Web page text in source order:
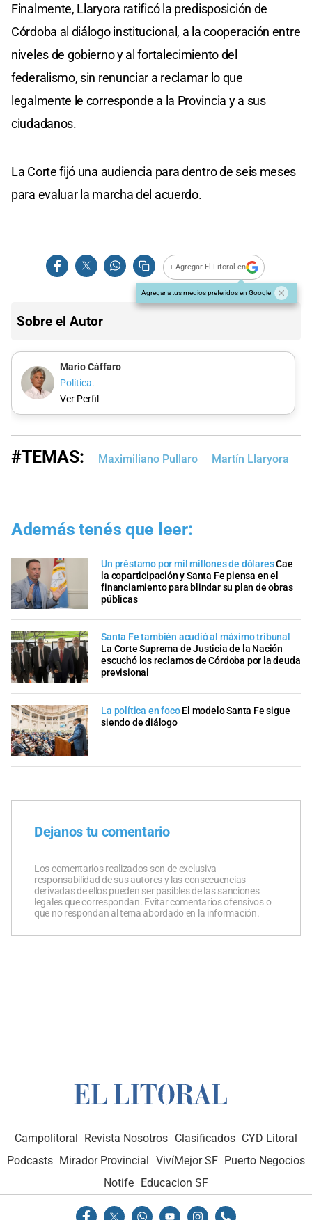
Finalmente, Llaryora ratificó la predisposición de
Córdoba al diálogo institucional, a la cooperación entre
niveles de gobierno y al fortalecimiento del
federalismo, sin renunciar a reclamar lo que
legalmente le corresponde a la Provincia y a sus
ciudadanos.
La Corte fijó una audiencia para dentro de seis meses
para evaluar la marcha del acuerdo.
+ Agregar El Litoral en
Agregar a tus medios preferidos en Google
Sobre el Autor
Mario Cáffaro
Política.
Ver Perfil
#TEMAS: Maximiliano Pullaro Martín Llaryora
Además tenés que leer:
Un préstamo por mil millones de dólaresCae
la coparticipación y Santa Fe piensa en el
financiamiento para blindar su plan de obras
públicas
Santa Fe también acudió al máximo tribunal
La Corte Suprema de Justicia de la Nación
escuchó los reclamos de Córdoba por la deuda
previsional
La política en foco El modelo Santa Fe sigue
siendo de diálogo
Dejanos tu comentario
Los comentarios realizados son de exclusiva
responsabilidad de sus autores y las consecuencias
derivadas de ellos pueden ser pasibles de las sanciones
legales que correspondan. Evitar comentarios ofensivos o
que no respondan al tema abordado en la información.
Campolitoral Revista Nosotros Clasificados CYD Litoral
Podcasts Mirador Provincial VivíMejor SF Puerto Negocios
Notife Educacion SF